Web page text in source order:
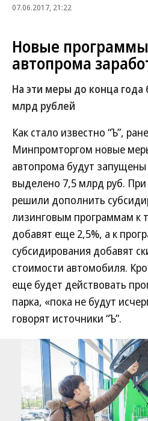
07.06.2017, 21:22
Новые
автопрома
На эти меры до конца года
млрд рублей
Как стало известно “Ъ”,
Минпромторгом новые
автопрома будут
выделено 7,5 млрд руб.
решили дополнить
лизинговым программам к
добавят еще 2,5%, а к
субсидирования добавят
стоимости автомобиля.
еще будет действовать
парка, «пока не будут
говорят источники “Ъ”.